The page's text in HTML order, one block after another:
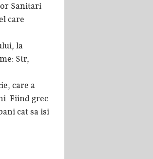
Sanitari
care
la
Str,
care a
Fiind grec
cat sa isi